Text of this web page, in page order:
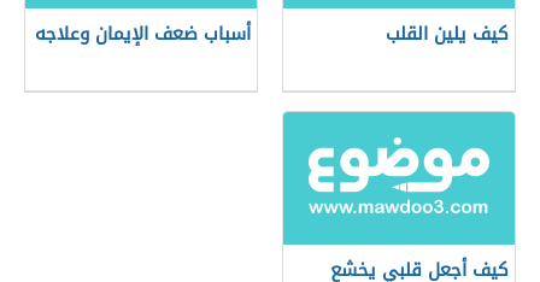
كيف يلين القلب أسباب ضعف الإيمان وعلاجه
كيف أجعل قلبي يخشع